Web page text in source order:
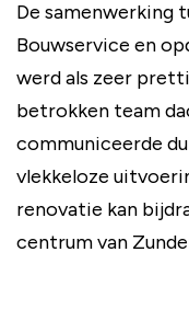
De samenwerking
Bouwservice en
werd als zeer
betrokken team
communiceerde
vlekkeloze
renovatie kan
centrum van